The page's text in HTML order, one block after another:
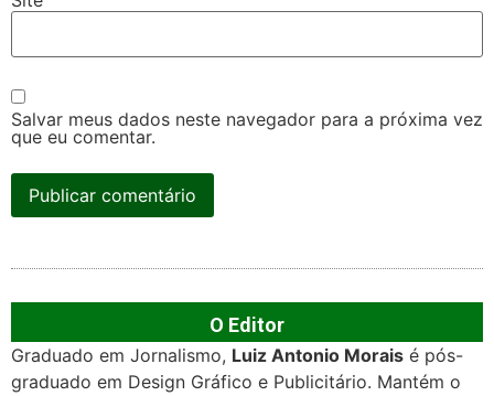
Salvar meus dados neste navegador para a próxima vez
que eu comentar.
O Editor
Graduado em Jornalismo, Luiz Antonio Morais é pós-
graduado em Design Gráfico e Publicitário. Mantém o